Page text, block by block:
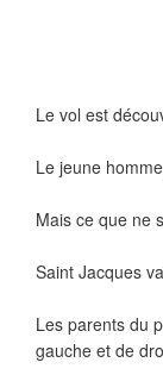
Le vol est
Le jeune
Mais ce que ne
Saint Jacques
Les parents du
gauche et de